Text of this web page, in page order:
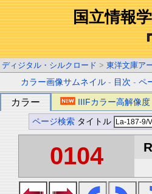
国立情報
ディジタル・シルクロード > 東洋文庫ア
カラー画像サムネイル - 目次 -ペ
カラー IIIFカラー高解像度
ページ検索 タイトル
0104